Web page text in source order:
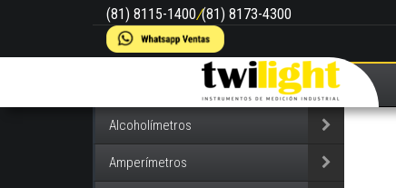
(81) 8115-1400/(81) 8173-4300
Alcoholímetros
Amperímetros